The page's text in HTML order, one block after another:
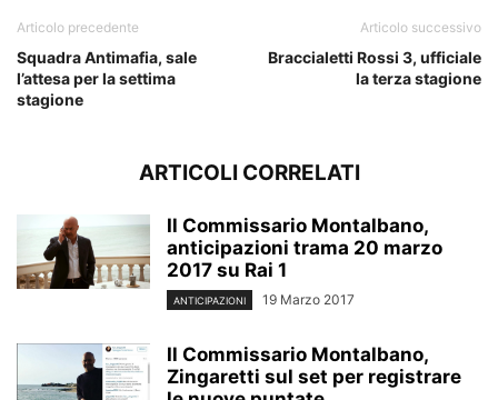
Articolo precedente
Squadra Antimafia, sale
l’attesa per la settima
stagione
Articolo successivo
Braccialetti Rossi 3, ufficiale
la terza stagione
ARTICOLI CORRELATI
Il Commissario Montalbano,
anticipazioni trama 20 marzo
2017 su Rai 1
ANTICIPAZIONI 19 Marzo 2017
Il Commissario Montalbano,
Zingaretti sul set per registrare